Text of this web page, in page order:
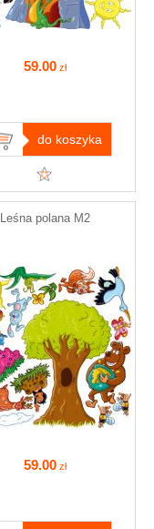
59.00 zł
do koszyka
Leśna polana M2
59.00 zł